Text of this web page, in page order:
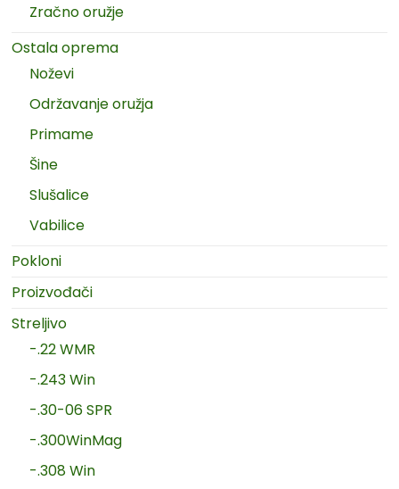
Zračno oružje
Ostala oprema
Noževi
Održavanje oružja
Primame
Šine
Slušalice
Vabilice
Pokloni
Proizvođači
Streljivo
-.22 WMR
-.243 Win
-.30-06 SPR
-.300WinMag
-.308 Win